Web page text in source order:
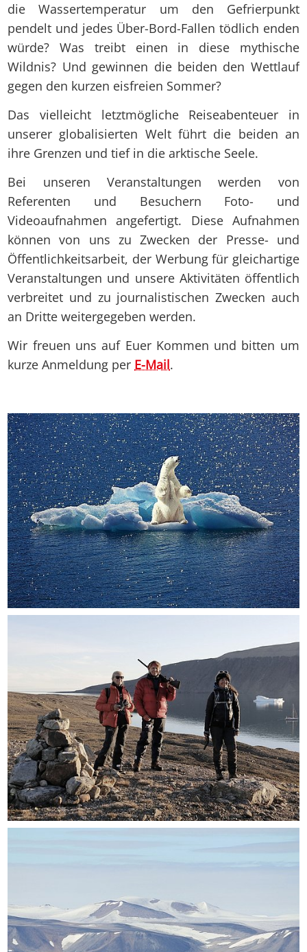
die Wassertemperatur um den Gefrierpunkt
pendelt und jedes Über-Bord-Fallen tödlich enden
würde? Was treibt einen in diese mythische
Wildnis? Und gewinnen die beiden den Wettlauf
gegen den kurzen eisfreien Sommer?
Das vielleicht letztmögliche Reiseabenteuer in
unserer globalisierten Welt führt die beiden an
ihre Grenzen und tief in die arktische Seele.
Bei unseren Veranstaltungen werden von
Referenten und Besuchern Foto- und
Videoaufnahmen angefertigt. Diese Aufnahmen
können von uns zu Zwecken der Presse- und
Öffentlichkeitsarbeit, der Werbung für gleichartige
Veranstaltungen und unsere Aktivitäten öffentlich
verbreitet und zu journalistischen Zwecken auch
an Dritte weitergegeben werden.
Wir freuen uns auf Euer Kommen und bitten um
kurze Anmeldung per E-Mail.